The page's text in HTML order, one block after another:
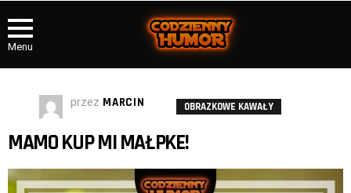
Menu
przez MARCIN OBRAZKOWE KAWAŁY
MAMO KUP MI MAŁPKE!